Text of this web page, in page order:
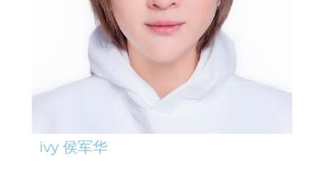
ivy 侯军华